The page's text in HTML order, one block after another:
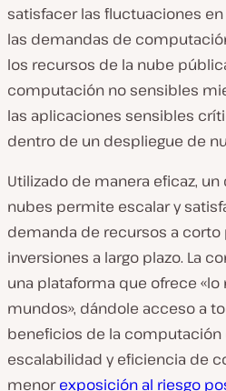
satisfacer las fluctuaciones
las demandas de
los recursos de la nube
computación no sensibles
las aplicaciones sensibles
dentro de un despliegue de
Utilizado de manera eficaz,
nubes permite escalar y
demanda de recursos a
inversiones a largo plazo. La
una plataforma que ofrece
mundos», dándole acceso a
beneficios de la computación
escalabilidad y eficiencia de
menorexposición al riesgo